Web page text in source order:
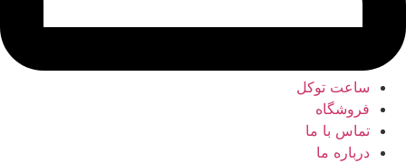
ساعت توکل
فروشگاه
تماس با ما
درباره ما